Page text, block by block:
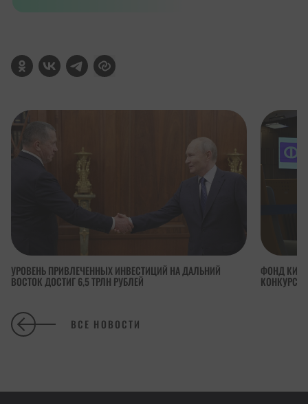
УРОВЕНЬ ПРИВЛЕЧЕННЫХ ИНВЕСТИЦИЙ НА ДАЛЬНИЙ
ВОСТОК ДОСТИГ 6,5 ТРЛН РУБЛЕЙ
ФОНД
ВСЕ НОВОСТИ